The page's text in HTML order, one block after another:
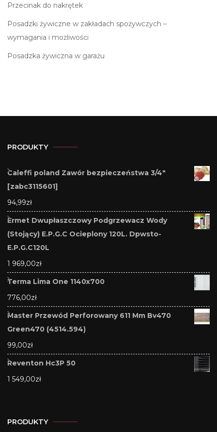
Przecinak do nakrętek
Posadzki żywiczne w zakładach spożywczych –
wymagania i możliwości
Posadzka żywiczna w garażu
PRODUKTY
Caleffi poland Zawór bezpieczeństwa 3/4"
[zabc3115601]
94,99zł
Ermet Dwupłaszczowy Podgrzewacz Wody
(Stojący) E.P.G.C Ocieplony 120L. Dpwsto-
E.P.G.C120L
1 969,00zł
Terma Lima One 1140x700
776,00zł
Master Przewód Perforowany 611 Mm Bv470
Green470 (4514.594)
99,00zł
Reventon Hc3P 50
1 549,00zł
PRODUKTY